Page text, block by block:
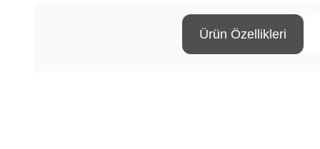
Ürün Özellikleri